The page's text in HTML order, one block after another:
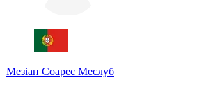
Мезіан Соарес Меслуб